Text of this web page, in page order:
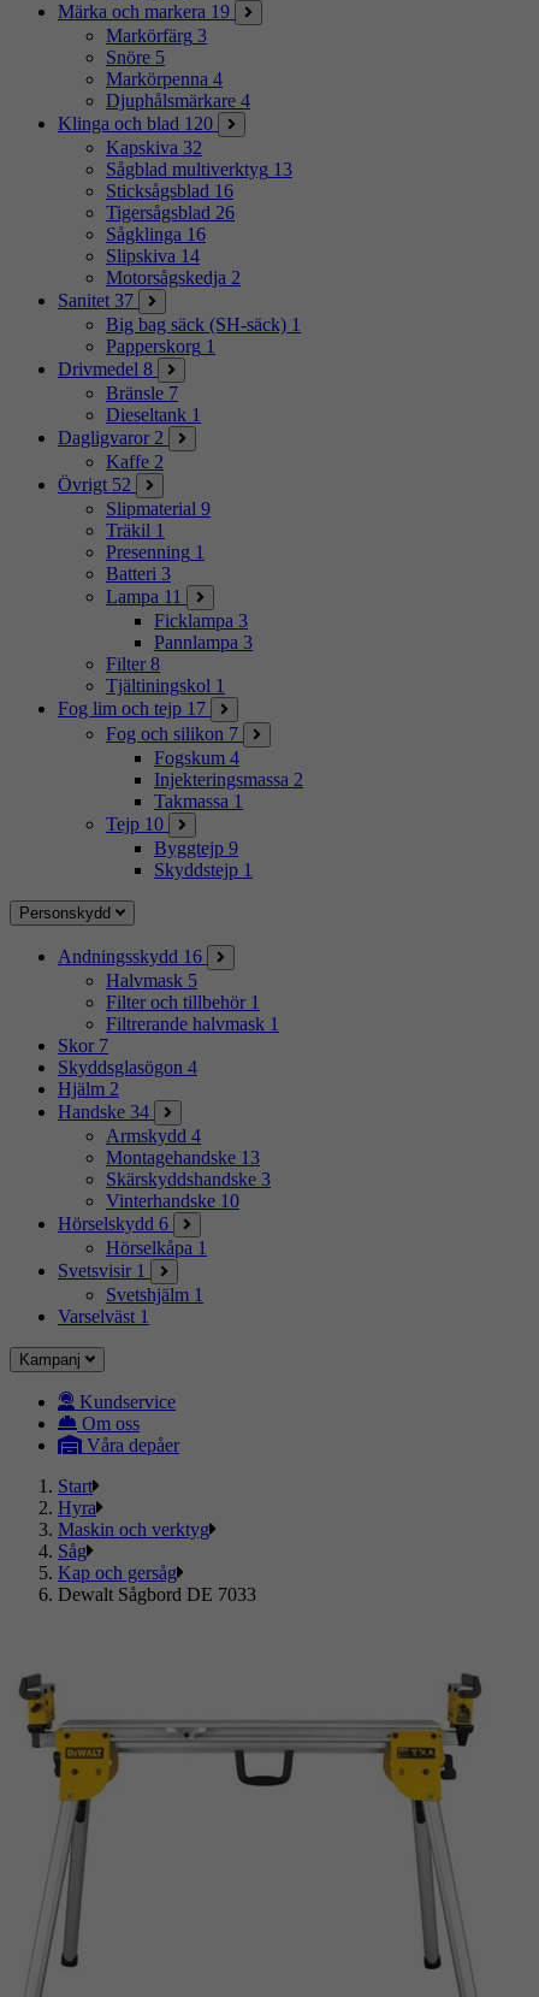
Märka och markera 19
Markörfärg 3
Snöre 5
Markörpenna 4
Djuphålsmärkare 4
Klinga och blad 120
Kapskiva 32
Sågblad multiverktyg 13
Sticksågsblad 16
Tigersågsblad 26
Sågklinga 16
Slipskiva 14
Motorsågskedja 2
Sanitet 37
Big bag säck (SH-säck) 1
Papperskorg 1
Drivmedel 8
Bränsle 7
Dieseltank 1
Dagligvaror 2
Kaffe 2
Övrigt 52
Slipmaterial 9
Träkil 1
Presenning 1
Batteri 3
Lampa 11
Ficklampa 3
Pannlampa 3
Filter 8
Tjältiningskol 1
Fog lim och tejp 17
Fog och silikon 7
Fogskum 4
Injekteringsmassa 2
Takmassa 1
Tejp 10
Byggtejp 9
Skyddstejp 1
Personskydd
Andningsskydd 16
Halvmask 5
Filter och tillbehör 1
Filtrerande halvmask 1
Skor 7
Skyddsglasögon 4
Hjälm 2
Handske 34
Armskydd 4
Montagehandske 13
Skärskyddshandske 3
Vinterhandske 10
Hörselskydd 6
Hörselkåpa 1
Svetsvisir 1
Svetshjälm 1
Varselväst 1
Kampanj
Kundservice
Om oss
Våra depåer
Start
Hyra
Maskin och verktyg
Såg
Kap och gersåg
Dewalt Sågbord DE 7033